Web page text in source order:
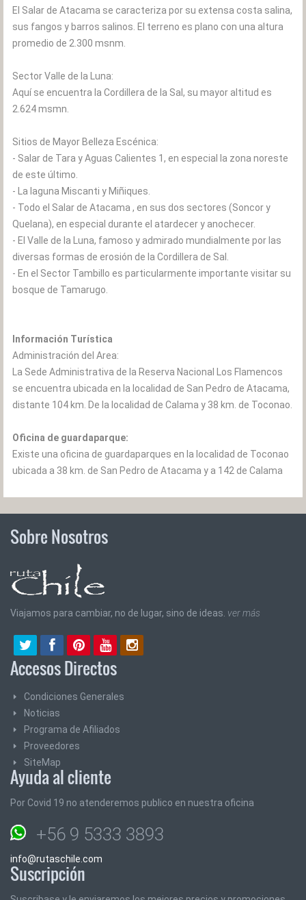
El Salar de Atacama se caracteriza por su extensa costa salina,
sus fangos y barros salinos. El terreno es plano con una altura
promedio de 2.300 msnm.
Sector Valle de la Luna:
Aquí se encuentra la Cordillera de la Sal, su mayor altitud es
2.624 msmn.
Sitios de Mayor Belleza Escénica:
- Salar de Tara y Aguas Calientes 1, en especial la zona noreste
de este último.
- La laguna Miscanti y Miñiques.
- Todo el Salar de Atacama , en sus dos sectores (Soncor y
Quelana), en especial durante el atardecer y anochecer.
- El Valle de la Luna, famoso y admirado mundialmente por las
diversas formas de erosión de la Cordillera de Sal.
- En el Sector Tambillo es particularmente importante visitar su
bosque de Tamarugo.
Información Turística
Administración del Area:
La Sede Administrativa de la Reserva Nacional Los Flamencos
se encuentra ubicada en la localidad de San Pedro de Atacama,
distante 104 km. De la localidad de Calama y 38 km. de Toconao.
Oficina de guardaparque:
Existe una oficina de guardaparques en la localidad de Toconao
ubicada a 38 km. de San Pedro de Atacama y a 142 de Calama
Sobre Nosotros
Viajamos para cambiar, no de lugar, sino de ideas. ver más
Accesos Directos
Condiciones Generales
Noticias
Programa de Afiliados
Proveedores
SiteMap
Ayuda al cliente
Por Covid 19 no atenderemos publico en nuestra oficina
+56 9 5333 3893
info@rutaschile.com
Suscripción